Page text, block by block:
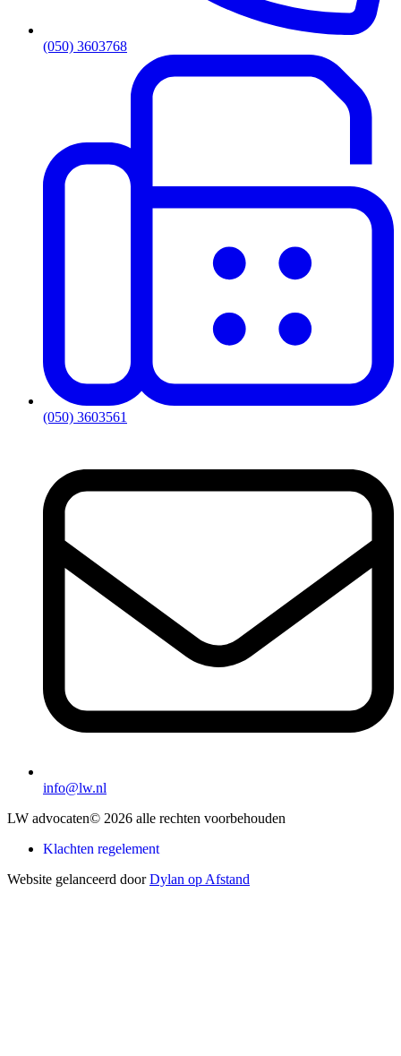
(050) 3603768
(050) 3603561
info@lw.nl
LW advocaten© 2026 alle rechten voorbehouden
Klachten regelement
Website gelanceerd doorDylan op Afstand